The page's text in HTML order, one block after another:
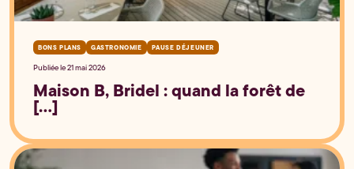
BONS PLANS GASTRONOMIE PAUSE DÉJEUNER
Publiée le 21 mai 2026
Maison B, Bridel : quand la forêt de
[...]